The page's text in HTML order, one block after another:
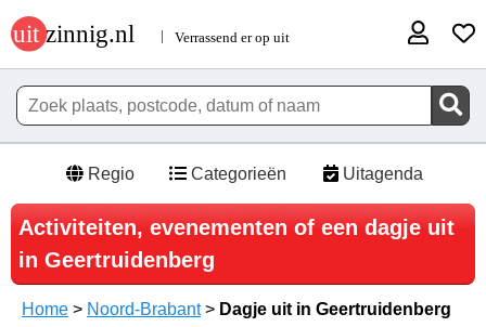
Regio Categorieën Uitagenda
Activiteiten, evenementen of een dagje uit
in Geertruidenberg
Home > Noord-Brabant> Dagje uit in Geertruidenberg